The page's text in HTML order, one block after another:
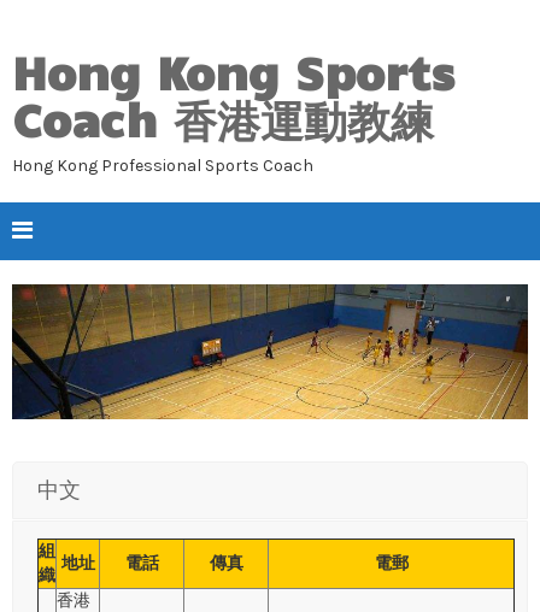
Hong Kong Sports
Coach 香港運動教練
Hong Kong Professional Sports Coach
中文
組
織
地址 電話 傳真 電郵
香港